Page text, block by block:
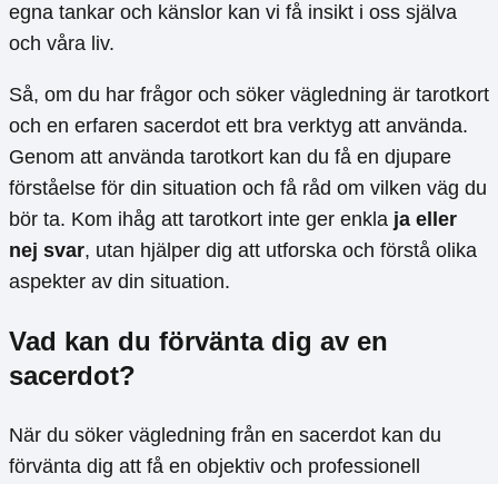
egna tankar och känslor kan vi få insikt i oss själva
och våra liv.
Så, om du har frågor och söker vägledning är tarotkort
och en erfaren sacerdot ett bra verktyg att använda.
Genom att använda tarotkort kan du få en djupare
förståelse för din situation och få råd om vilken väg du
bör ta. Kom ihåg att tarotkort inte ger enkla ja eller
nej svar, utan hjälper dig att utforska och förstå olika
aspekter av din situation.
Vad kan du förvänta dig av en
sacerdot?
När du söker vägledning från en sacerdot kan du
förvänta dig att få en objektiv och professionell